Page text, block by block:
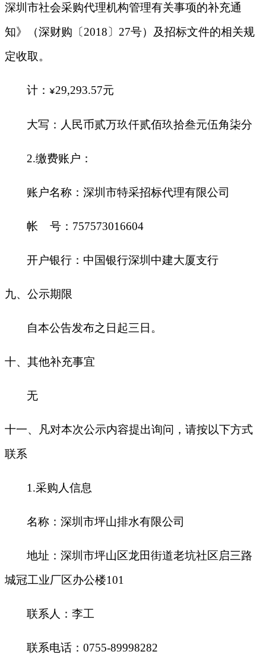
深圳市社会采购代理机构管理有关事项的补充通
知》（深财购〔2018〕27号）及招标文件的相关规
定收取。
计： ¥29,293.57元
大写：人民币贰万玖仟贰佰玖拾叁元伍角柒分
2.缴费账户：
账户名称：深圳市特采招标代理有限公司
帐 号：757573016604
开户银行：中国银行深圳中建大厦支行
九、公示期限
自本公告发布之日起三日。
十、其他补充事宜
无
十一、凡对本次公示内容提出询问，请按以下方式
联系
1.采购人信息
名称：深圳市坪山排水有限公司
地址：深圳市坪山区龙田街道老坑社区启三路
城冠工业厂区办公楼101
联系人：李工
联系电话：0755-89998282